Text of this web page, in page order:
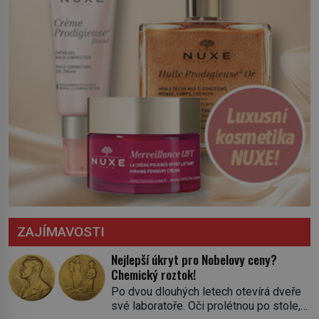
ZAJÍMAVOSTI
Nejlepší úkryt pro Nobelovy ceny?
Chemický roztok!
Po dvou dlouhých letech otevírá dveře
své laboratoře. Oči prolétnou po stole,